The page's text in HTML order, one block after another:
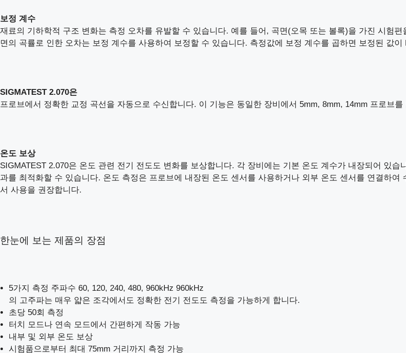
보정 계수
재료의 기하학적 구조 변화는 측정 오차를 유발할 수 있습니다. 예를 들어, 곡면(오목 또는 볼록)을 가진 시험
면의 곡률로 인한 오차는 보정 계수를 사용하여 보정할 수 있습니다. 측정값에 보정 계수를 곱하면 보정된 값이
SIGMATEST 2.070은
프로브에서 정확한 교정 곡선을 자동으로 수신합니다. 이 기능은 동일한 장비에서 5mm, 8mm, 14mm 프로브
온도 보상
SIGMATEST 2.070은 온도 관련 전기 전도도 변화를 보상합니다. 각 장비에는 기본 온도 계수가 내장되어 있
과를 최적화할 수 있습니다. 온도 측정은 프로브에 내장된 온도 센서를 사용하거나 외부 온도 센서를 연결하
서 사용을 권장합니다.
한눈에 보는 제품의 장점
5가지 측정 주파수 60, 120, 240, 480, 960kHz 960kHz
의 고주파는 매우 얇은 조각에서도 정확한 전기 전도도 측정을 가능하게 합니다.
초당 50회 측정
터치 모드나 연속 모드에서 간편하게 작동 가능
내부 및 외부 온도 보상
시험품으로부터 최대 75mm 거리까지 측정 가능